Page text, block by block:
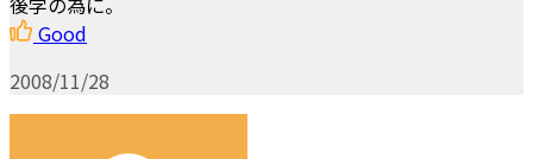
Good
2008/11/28